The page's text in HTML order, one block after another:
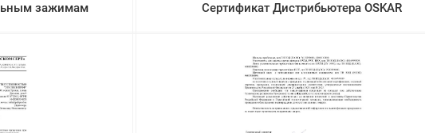
зажимам Сертификат Дистрибьютера OSKAR